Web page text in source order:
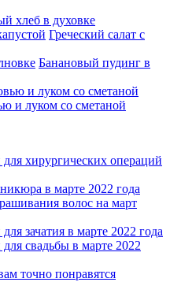
хлеб в духовке
Греческий салат с
Банановый пудинг в
и луком со сметаной
хирургических операций
в марте 2022 года
волос на март
зачатия в марте 2022 года
свадьбы в марте 2022
точно понравятся